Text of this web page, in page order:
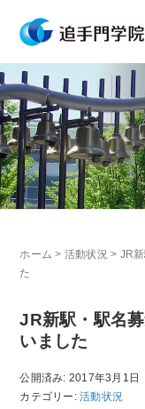
ホーム > 活動状況> JR
た
JR新駅・駅名
いました
公開済み: 2017年3月1日
カテゴリー:活動状況